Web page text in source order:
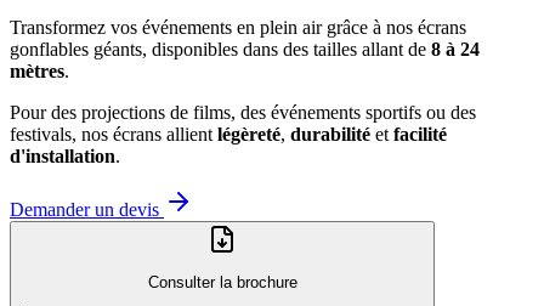
Transformez vos événements en plein air grâce à nos écrans
gonflables géants, disponibles dans des tailles allant de 8 à 24
mètres.
Pour des projections de films, des événements sportifs ou des
festivals, nos écrans allient légèreté, durabilité et facilité
d'installation.
Demander un devis
Consulter la brochure